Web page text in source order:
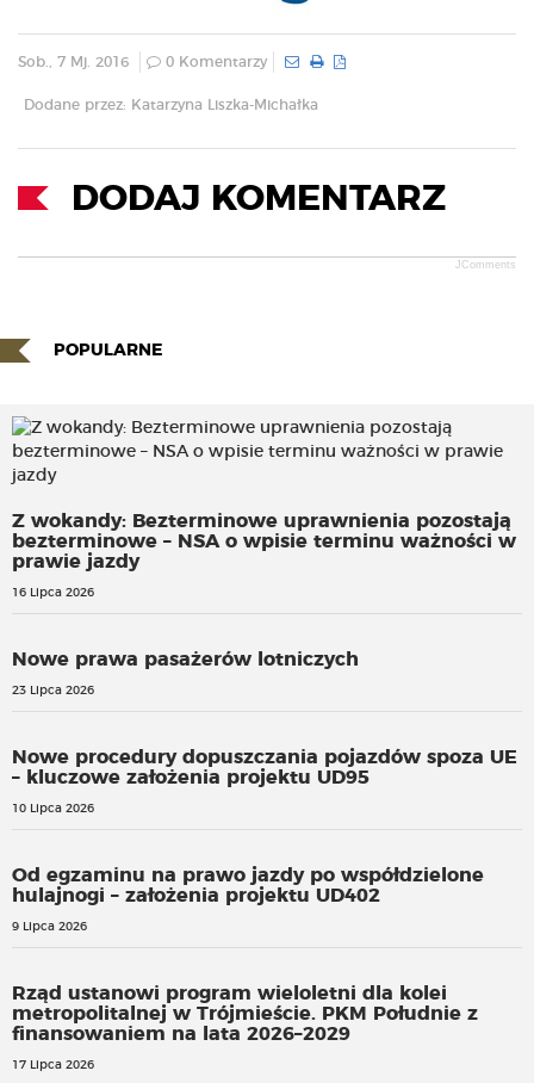
Sob., 7 Mj. 2016 0 Komentarzy
Dodane przez: Katarzyna Liszka-Michałka
DODAJ KOMENTARZ
JComments
POPULARNE
Z wokandy: Bezterminowe uprawnienia pozostają
bezterminowe – NSA o wpisie terminu ważności w
prawie jazdy
16 Lipca 2026
Nowe prawa pasażerów lotniczych
23 Lipca 2026
Nowe procedury dopuszczania pojazdów spoza UE
– kluczowe założenia projektu UD95
10 Lipca 2026
Od egzaminu na prawo jazdy po współdzielone
hulajnogi – założenia projektu UD402
9 Lipca 2026
Rząd ustanowi program wieloletni dla kolei
metropolitalnej w Trójmieście. PKM Południe z
finansowaniem na lata 2026–2029
17 Lipca 2026